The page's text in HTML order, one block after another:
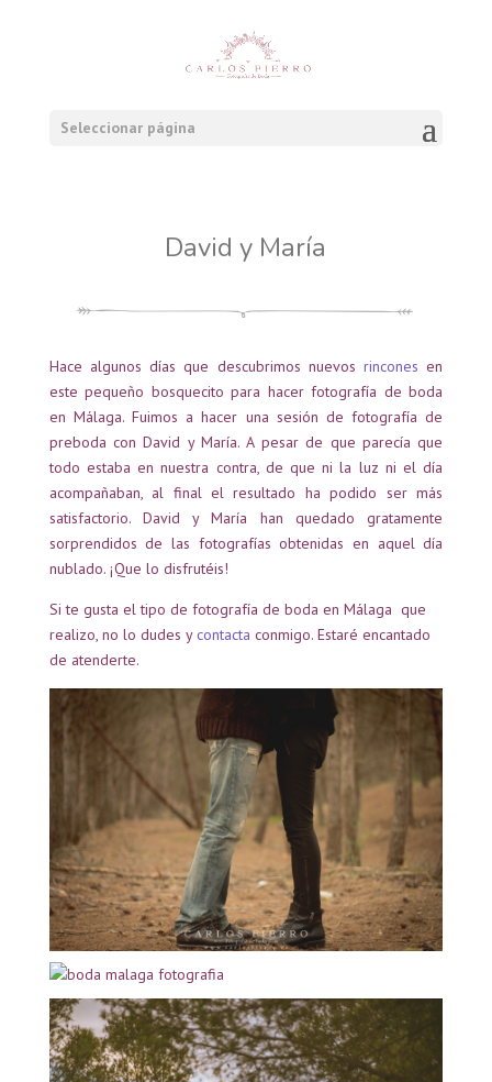
Seleccionar página
David y María
Hace algunos días que descubrimos nuevos rincones en
este pequeño bosquecito para hacer fotografía de boda
en Málaga. Fuimos a hacer una sesión de fotografía de
preboda con David y María. A pesar de que parecía que
todo estaba en nuestra contra, de que ni la luz ni el día
acompañaban, al final el resultado ha podido ser más
satisfactorio. David y María han quedado gratamente
sorprendidos de las fotografías obtenidas en aquel día
nublado. ¡Que lo disfrutéis!
Si te gusta el tipo de fotografía de boda en Málaga que
realizo, no lo dudes y contacta conmigo. Estaré encantado
de atenderte.